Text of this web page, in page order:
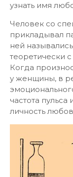
узнать имя
Человек со
прикладывал
ней
теоретически
Когда
у женщины, в
частота
личность